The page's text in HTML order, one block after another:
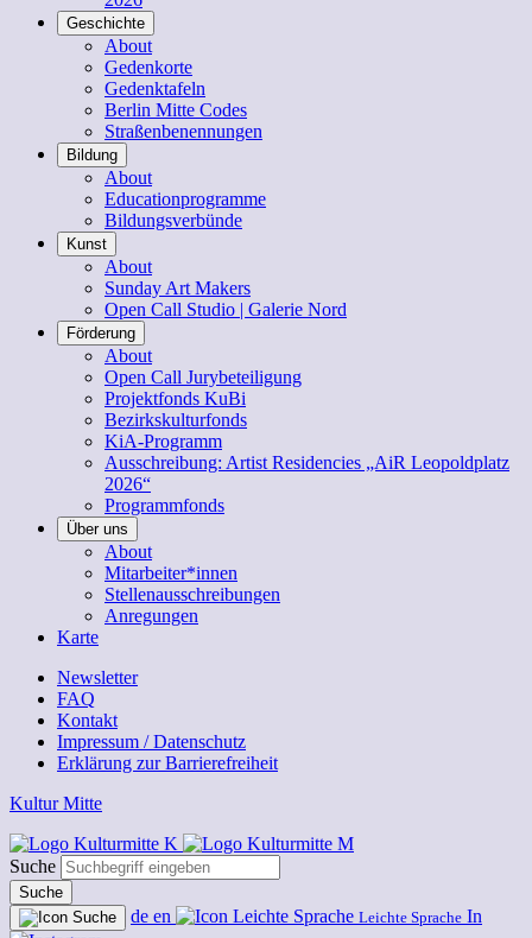
Geschichte
About
Gedenkorte
Gedenktafeln
Berlin Mitte Codes
Straßenbenennungen
Bildung
About
Educationprogramme
Bildungsverbünde
Kunst
About
Sunday Art Makers
Open Call Studio | Galerie Nord
Förderung
About
Open Call Jurybeteiligung
Projektfonds KuBi
Bezirkskulturfonds
KiA-Programm
Ausschreibung: Artist Residencies „AiR Leopoldplatz
2026“
Programmfonds
Über uns
About
Mitarbeiter*innen
Stellenausschreibungen
Anregungen
Karte
Newsletter
FAQ
Kontakt
Impressum / Datenschutz
Erklärung zur Barrierefreiheit
Kultur Mitte
Suche
Suche
de en Leichte Sprache In